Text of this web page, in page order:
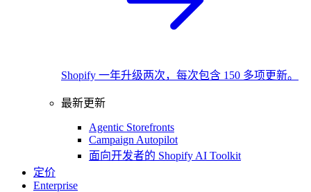
Shopify 一年升级两次，每次包含 150 多项更新。
最新更新
Agentic Storefronts
Campaign Autopilot
面向开发者的 Shopify AI Toolkit
定价
Enterprise